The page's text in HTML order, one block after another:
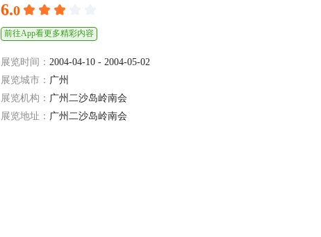
6.0
前往App看更多精彩内容
展览时间： 2004-04-10 - 2004-05-02
展览城市： 广州
展览机构： 广州二沙岛岭南会
展览地址： 广州二沙岛岭南会